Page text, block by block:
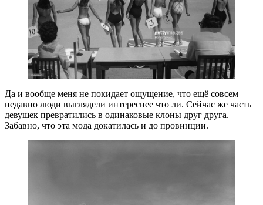
Да и вообще меня не покидает ощущение, что ещё совсем
недавно люди выглядели интереснее что ли. Сейчас же часть
девушек превратились в одинаковые клоны друг друга.
Забавно, что эта мода докатилась и до провинции.